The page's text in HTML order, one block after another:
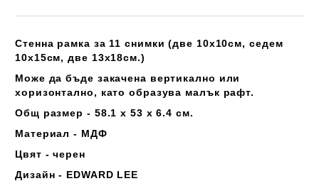
Стенна рамка за 11 снимки (две 10х10см, седем
10х15см, две 13х18см.)
Може да бъде закачена вертикално или
хоризонтално, като образува малък рафт.
Общ размер - 58.1 x 53 x 6.4 см.
Материал - МДФ
Цвят - черен
Дизайн - EDWARD LEE